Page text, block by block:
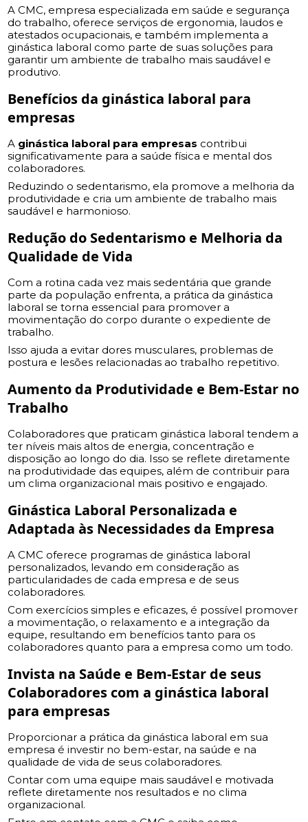
A CMC, empresa especializada em saúde e segurança
do trabalho, oferece serviços de ergonomia, laudos e
atestados ocupacionais, e também implementa a
ginástica laboral como parte de suas soluções para
garantir um ambiente de trabalho mais saudável e
produtivo.
Benefícios da ginástica laboral para
empresas
A ginástica laboral para empresas contribui
significativamente para a saúde física e mental dos
colaboradores.
Reduzindo o sedentarismo, ela promove a melhoria da
produtividade e cria um ambiente de trabalho mais
saudável e harmonioso.
Redução do Sedentarismo e Melhoria da
Qualidade de Vida
Com a rotina cada vez mais sedentária que grande
parte da população enfrenta, a prática da ginástica
laboral se torna essencial para promover a
movimentação do corpo durante o expediente de
trabalho.
Isso ajuda a evitar dores musculares, problemas de
postura e lesões relacionadas ao trabalho repetitivo.
Aumento da Produtividade e Bem-Estar no
Trabalho
Colaboradores que praticam ginástica laboral tendem a
ter níveis mais altos de energia, concentração e
disposição ao longo do dia. Isso se reflete diretamente
na produtividade das equipes, além de contribuir para
um clima organizacional mais positivo e engajado.
Ginástica Laboral Personalizada e
Adaptada às Necessidades da Empresa
A CMC oferece programas de ginástica laboral
personalizados, levando em consideração as
particularidades de cada empresa e de seus
colaboradores.
Com exercícios simples e eficazes, é possível promover
a movimentação, o relaxamento e a integração da
equipe, resultando em benefícios tanto para os
colaboradores quanto para a empresa como um todo.
Invista na Saúde e Bem-Estar de seus
Colaboradores com a ginástica laboral
para empresas
Proporcionar a prática da ginástica laboral em sua
empresa é investir no bem-estar, na saúde e na
qualidade de vida de seus colaboradores.
Contar com uma equipe mais saudável e motivada
reflete diretamente nos resultados e no clima
organizacional.